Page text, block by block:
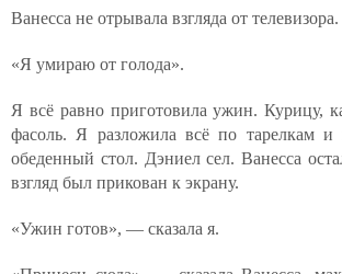
Ванесса не отрывала взгляда от телевизора.
«Я умираю от голода».
Я всё равно приготовила ужин. Курицу,
фасоль. Я разложила всё по тарелкам и
обеденный стол. Дэниел сел. Ванесса
взгляд был прикован к экрану.
«Ужин готов», — сказала я.